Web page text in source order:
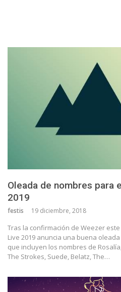
Oleada de nombres para
2019
festis 19 diciembre, 2018
Tras la confirmación de Weezer este
Live 2019 anuncia una buena
que incluyen los nombres de
The Strokes, Suede, Belatz, The…